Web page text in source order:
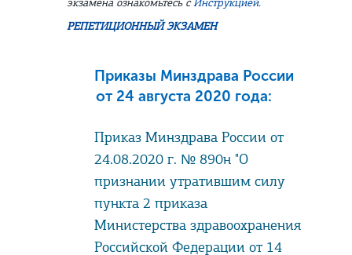
экзамена ознакомьтесь сИнструкцией.
РЕПЕТИЦИОННЫЙЭКЗАМЕН
Приказы Минздрава России
от 24 августа 2020 года:
Приказ Минздрава России от
24.08.2020 г. № 890н "О
признании утратившим силу
пункта 2 приказа
Министерства здравоохранения
Российской Федерации от 14